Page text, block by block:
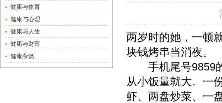
健康与体育
健康与心理
健康与人生
健康与财富
健康杂谈
两岁时的她，一顿
块钱烤串当消夜。
手机尾号9859的
从小饭量就大。一
虾、两盘炒菜、一